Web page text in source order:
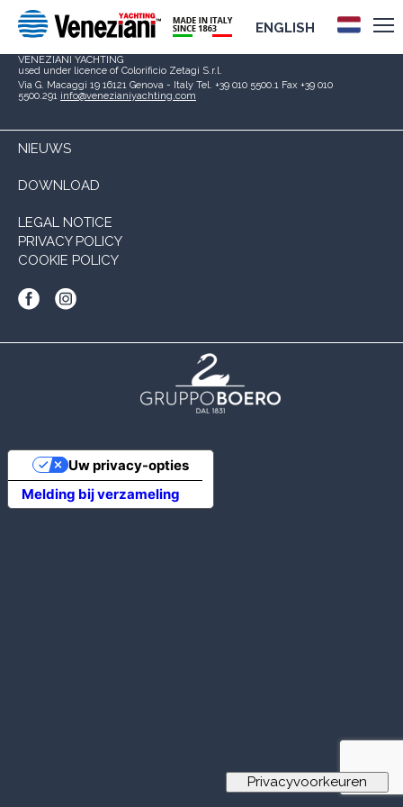
ENGLISH
Boero Bartolomeo S.p.A. Società soggetta a direzione e coordinamento di
CIN – CORPORAÇÃO INDUSTRIAL DO NORTE, S.A.
VENEZIANI YACHTING
used under licence of Colorificio Zetagi S.r.l.
Via G. Macaggi 19 16121 Genova - Italy Tel. +39 010 5500.1 Fax +39 010
5500.291 info@venezianiyachting.com
NIEUWS
DOWNLOAD
LEGAL NOTICE
PRIVACY POLICY
COOKIE POLICY
Melding bij verzameling
Uw privacy-opties